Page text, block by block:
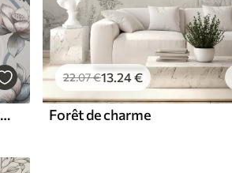
Composition avec grues et lotus dans des couleurs pastel
22.07€13.24€
Forêt de charme